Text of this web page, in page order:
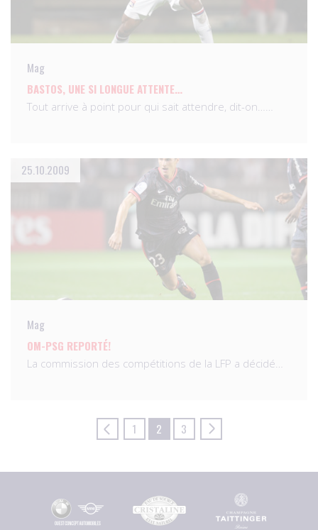
Mag
BASTOS, UNE SI LONGUE ATTENTE…
Tout arrive à point pour qui sait attendre, dit-on……
25.10.2009
Mag
OM-PSG REPORTÉ!
La commission des compétitions de la LFP a décidé…
1 2 3